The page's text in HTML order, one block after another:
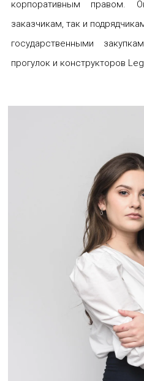
корпоративным правом.
заказчикам, так и
государственными
прогулок и конструкторов